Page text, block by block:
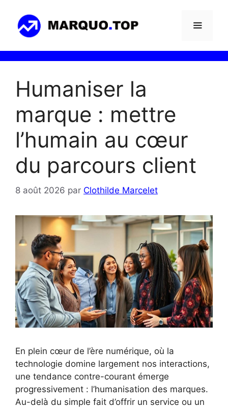
contenu
Humaniser la
marque : mettre
l’humain au cœur
du parcours client
8 août 2026 par Clothilde Marcelet
En plein cœur de l’ère numérique, où la
technologie domine largement nos interactions,
une tendance contre-courant émerge
progressivement : l’humanisation des marques.
Au-delà du simple fait d’offrir un service ou un